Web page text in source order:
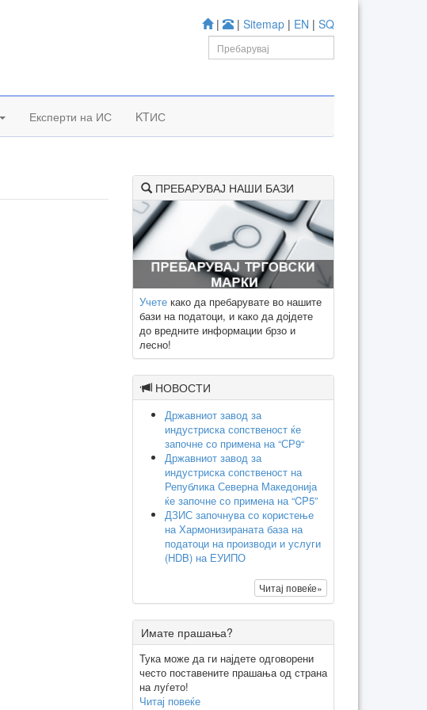
| | Sitemap | EN | SQ
Експерти на ИС KTИС
ПРЕБАРУВАЈ НАШИ БАЗИ
Учете како да пребарувате во нашите
бази на податоци, и како да дојдете
до вредните информации брзо и
лесно!
НОВОСТИ
Државниот завод за
индустриска сопственост ќе
започне со примена на “СР9“
Државниот завод за
индустриска сопственост на
Република Северна Македонија
ќе започне со примена на “CP5”
ДЗИС започнува со користење
на Хармонизираната база на
податоци на производи и услуги
(HDB) на ЕУИПО
Читај повеќе»
Имате прашања?
Тука може да ги најдете одговорени
често поставените прашања од страна
на луѓето!
Читај повеќе